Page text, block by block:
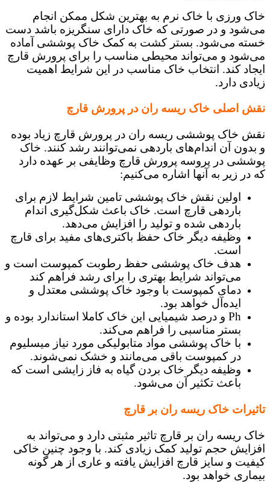
خاک ورزی با خاک نرم به بهترین شکل ممکن انجام
می‌شود و در صورتی که خاک دارای سنگریزه باشد دست
خسته می‌شود. بستر کشت به کمک خاک پوششی آماده
می‌شود و می‌تواند محیطی مناسب را برای پرورش قارچ
ایجاد کند. انتخاب خاک مناسب در این شرایط اهمیت
زیادی دارد.
نقش اصلی خاک ریسه ران در پرورش قارچ
نقش خاک پوششی ریسه ران در پرورش قارچ زیاد بوده
و بدون آن اندام‌های باردهی نمی‌توانند رشد کنند. خاک
پوششی در پروسه پرورش قارچ وظایفی بر عهده دارد
که در زیر به آنها اشاره می‌کنیم:
اولین نقش خاک پوششی تامین شرایط لازم برای
باردهی قارچ است. خاک باعث شکل‌گیری اندام
باردهی شده و تولید را افزایش می‌دهد.
وظیفه دیگر خاک حفظ باکتری‌های مفید برای قارچ
است.
هدف خاک پوششی حفظ رطوبت کمپوست است و
می‌تواند شرایط بهتری را برای رشد فراهم کند‌
دمای کمپوست با وجود خاک پوششی معتدل و
ایده‌آل خواهد بود.
Ph و درصد شیمیایی این خاک کاملا استاندارد بوده و
بستر مناسبی را فراهم می‌کند.
با خاک پوششی مواد متابولیکی مورد نیاز میسلیوم
در کمپوست باقی می‌مانند و خشک نمی‌شوند.
وظیفه دیگر خاک بردن گیاه به فاز زایشی است که
باعث تکثیر آن می‌شود.
تاثیرات خاک ریسه ران بر قارچ
خاک ریسه ران بر قارچ تاثیر مثبتی دارد و می‌تواند به
افزایش حجم تولید کمک زیادی کند. با وجود چنین خاکی
کیفیت و سایز قارچ افزایش یافته و عاری از هر گونه
بیماری خواهد بود.